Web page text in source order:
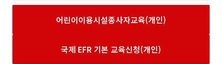
어린이이용시설종사자교육(개인)
국제 EFR 기본 교육신청(개인)